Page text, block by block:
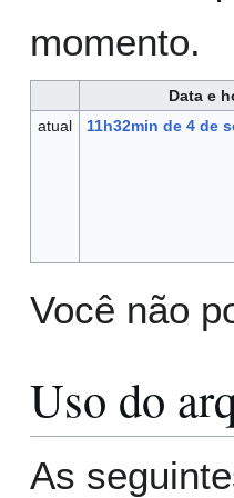
momento.
Data e
atual
11h32min de 4 de
Você não
Uso do
As